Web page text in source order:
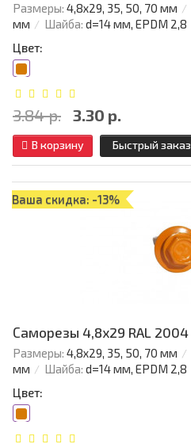
Размеры: 4,8х29, 35, 50, 70 мм
мм
Шайба: d=14 мм, EPDM 2,8
Цвет:
3.84 р. 3.30 р.
В корзину Быстрый заказ
Ваша скидка: -13%
Саморезы 4,8х29 RAL 2004
Размеры: 4,8х29, 35, 50, 70 мм
мм
Шайба: d=14 мм, EPDM 2,8
Цвет: